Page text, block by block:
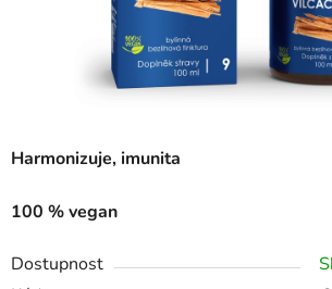
Harmonizuje, imunita
100 % vegan
Dostupnost